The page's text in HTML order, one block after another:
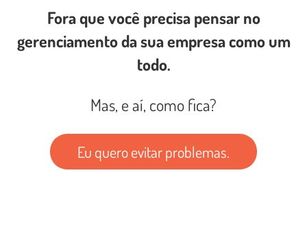
Fora que você precisa pensar no
gerenciamento da sua empresa como um
todo.
Mas, e aí, como fica?
Eu quero evitar problemas.